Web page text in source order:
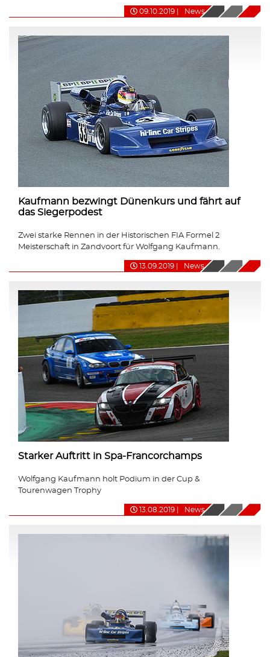
09.10.2019 News
Kaufmann bezwingt Dünenkurs und fährt auf
das Siegerpodest
Zwei starke Rennen in der Historischen FIA Formel 2
Meisterschaft in Zandvoort für Wolfgang Kaufmann.
13.09.2019 News
Starker Auftritt in Spa-Francorchamps
Wolfgang Kaufmann holt Podium in der Cup &
Tourenwagen Trophy
13.08.2019 News